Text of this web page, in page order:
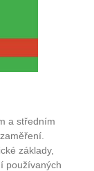
a středním
základy,
používaných